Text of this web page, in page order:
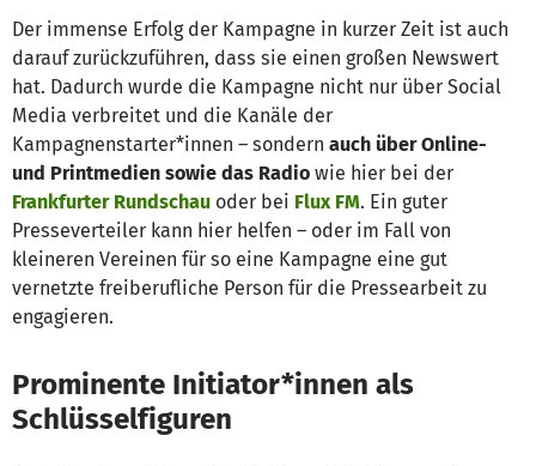
Der immense Erfolg der Kampagne in kurzer Zeit ist auch
darauf zurückzuführen, dass sie einen großen Newswert
hat. Dadurch wurde die Kampagne nicht nur über Social
Media verbreitet und die Kanäle der
Kampagnenstarter*innen – sondern auch über Online-
und Printmedien sowie das Radio wie hier bei der
Frankfurter Rundschau oder bei Flux FM. Ein guter
Presseverteiler kann hier helfen – oder im Fall von
kleineren Vereinen für so eine Kampagne eine gut
vernetzte freiberufliche Person für die Pressearbeit zu
engagieren.
Prominente Initiator*innen als
Schlüsselfiguren